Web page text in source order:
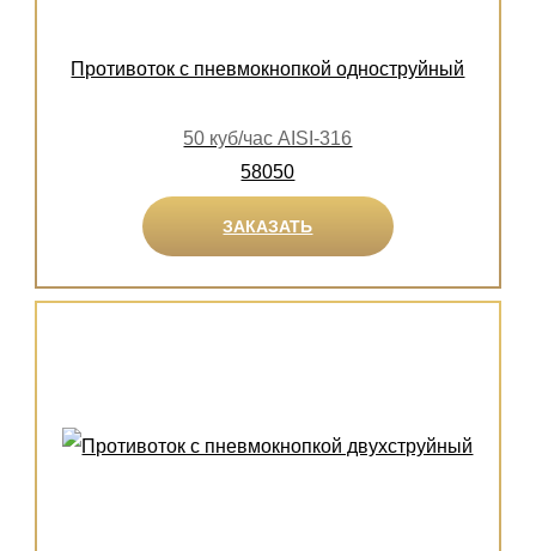
Противоток с пневмокнопкой одноструйный
50 куб/час AISI-316
58050
ЗАКАЗАТЬ